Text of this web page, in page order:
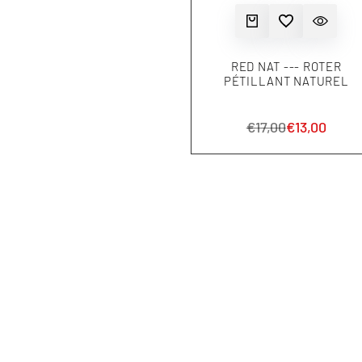
RED NAT --- ROTER
PÉTILLANT NATUREL
Normalpreis
€17,00Aktionspreis
€13,00